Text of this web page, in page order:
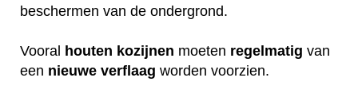
beschermen van de ondergrond.
Vooral houten kozijnen moeten regelmatig van
een nieuwe verflaag worden voorzien.